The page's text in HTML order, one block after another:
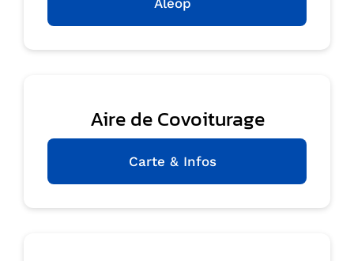
Aléop
Aire de Covoiturage
Carte & Infos